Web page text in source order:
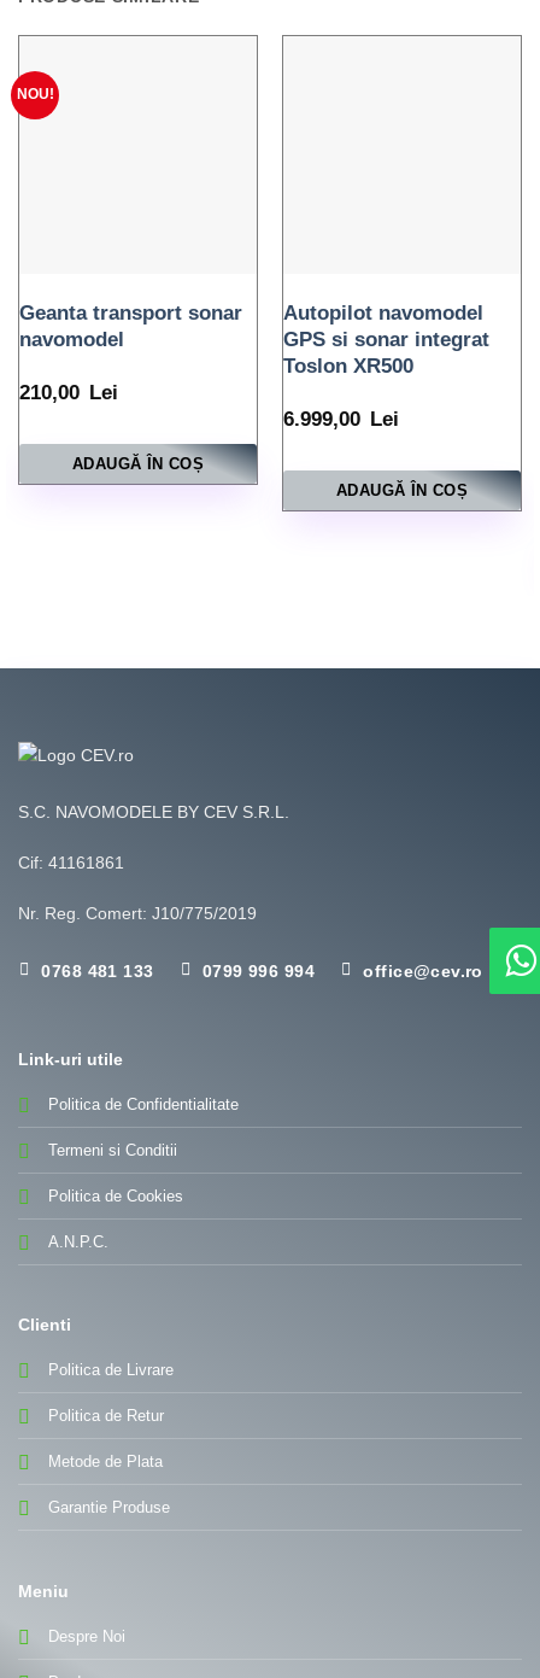
NOU!
Geanta transport sonar
navomodel
210,00 Lei
ADAUGĂ ÎN COȘ
Autopilot navomodel
GPS si sonar integrat
Toslon XR500
6.999,00 Lei
ADAUGĂ ÎN COȘ
S.C. NAVOMODELE BY CEV S.R.L.
Cif: 41161861
Nr. Reg. Comert: J10/775/2019
0768 481 133 0799 996 994 office@cev.ro
Link-uri utile
Politica de Confidentialitate
Termeni si Conditii
Politica de Cookies
A.N.P.C.
Clienti
Politica de Livrare
Politica de Retur
Metode de Plata
Garantie Produse
Meniu
Despre Noi